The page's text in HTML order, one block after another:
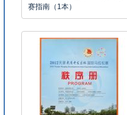
赛指南（1本）